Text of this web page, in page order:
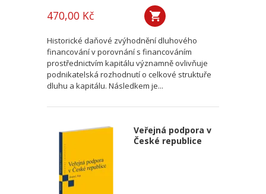
470,00 Kč
Historické daňové zvýhodnění dluhového
financování v porovnání s financováním
prostřednictvím kapitálu významně ovlivňuje
podnikatelská rozhodnutí o celkové struktuře
dluhu a kapitálu. Následkem je...
Veřejná podpora v
České republice